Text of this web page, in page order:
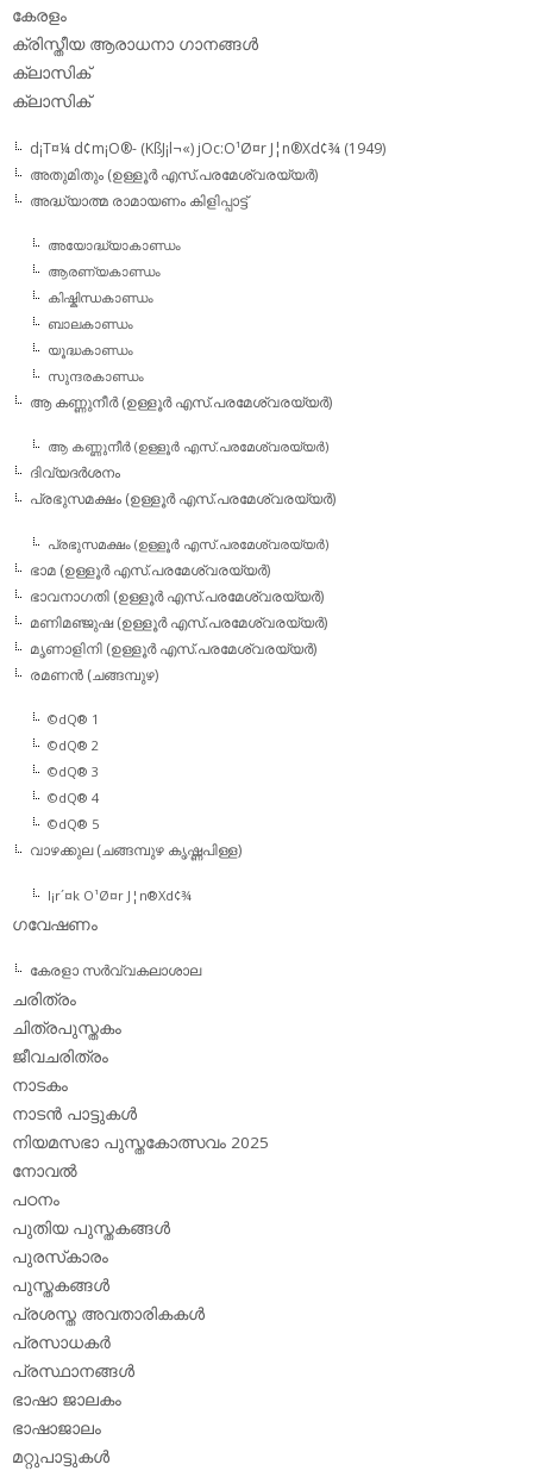
കേരളം
ക്രിസ്തീയ ആരാധനാ ഗാനങ്ങള്‍
ക്ലാസിക്‌
ക്ലാസിക്
d¡T¤¼ d¢m¡O®- (KßJ¡l¬«) jOc:O¹Ø¤r J¦n®Xd¢¾ (1949)
അതുമിതും (ഉള്ളൂര്‍ എസ്.പരമേശ്വരയ്യര്‍)
അദ്ധ്യാത്മ രാമായണം കിളിപ്പാട്ട്‌
അയോദ്ധ്യാകാണ്ഡം
ആരണ്യകാണ്ഡം
കിഷ്കിന്ധകാണ്ഡം
ബാലകാണ്ഡം
യൂദ്ധകാണ്ഡം
സുന്ദരകാണ്ഡം
ആ കണ്ണുനീര്‍ (ഉള്ളൂര്‍ എസ്.പരമേശ്വരയ്യര്‍)
ആ കണ്ണുനീര്‍ (ഉള്ളൂര്‍ എസ്.പരമേശ്വരയ്യര്‍)
ദിവ്യദര്‍ശനം
പ്രഭുസമക്ഷം (ഉള്ളൂര്‍ എസ്.പരമേശ്വരയ്യര്‍)
പ്രഭുസമക്ഷം (ഉള്ളൂര്‍ എസ്.പരമേശ്വരയ്യര്‍)
ഭാമ (ഉള്ളൂര്‍ എസ്.പരമേശ്വരയ്യര്‍)
ഭാവനാഗതി (ഉള്ളൂര്‍ എസ്.പരമേശ്വരയ്യര്‍)
മണിമഞ്ജുഷ (ഉള്ളൂര്‍ എസ്.പരമേശ്വരയ്യര്‍)
മൃണാളിനി (ഉള്ളൂര്‍ എസ്.പരമേശ്വരയ്യര്‍)
രമണന്‍ (ചങ്ങമ്പുഴ)
©dQ® 1
©dQ® 2
©dQ® 3
©dQ® 4
©dQ® 5
വാഴക്കുല (ചങ്ങമ്പുഴ കൃഷ്ണപിള്ള)
l¡r´¤k O¹Ø¤r J¦n®Xd¢¾
ഗവേഷണം
കേരളാ സര്‍വ്വകലാശാല
ചരിത്രം
ചിത്രപുസ്തകം
ജീവചരിത്രം
നാടകം
നാടന്‍ പാട്ടുകള്‍
നിയമസഭാ പുസ്തകോത്സവം 2025
നോവല്‍
പഠനം
പുതിയ പുസ്തകങ്ങള്‍
പുരസ്‌കാരം
പുസ്തകങ്ങള്‍
പ്രശസ്ത അവതാരികകള്‍
പ്രസാധകര്‍
പ്രസ്ഥാനങ്ങള്‍
ഭാഷാ ജാലകം
ഭാഷാജാലം
മറ്റുപാട്ടുകള്‍